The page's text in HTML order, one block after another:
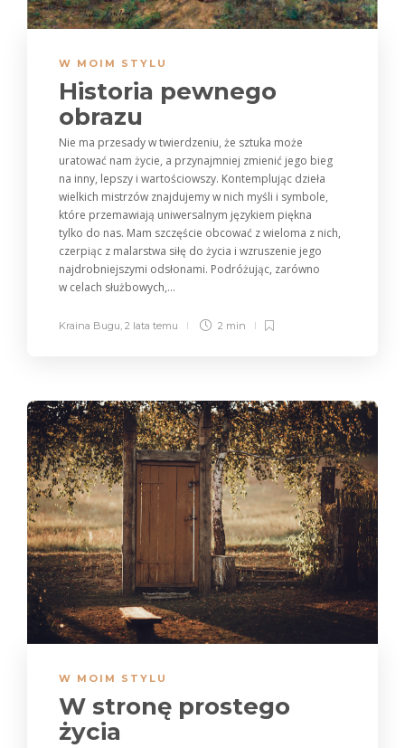
W MOIM STYLU
Historia pewnego
obrazu
Nie ma przesady w twierdzeniu, że sztuka może
uratować nam życie, a przynajmniej zmienić jego bieg
na inny, lepszy i wartościowszy. Kontemplując dzieła
wielkich mistrzów znajdujemy w nich myśli i symbole,
które przemawiają uniwersalnym językiem piękna
tylko do nas. Mam szczęście obcować z wieloma z nich,
czerpiąc z malarstwa siłę do życia i wzruszenie jego
najdrobniejszymi odsłonami. Podróżując, zarówno
w celach służbowych,...
Kraina Bugu 2 lata temu 2 min
W MOIM STYLU
W stronę prostego
życia